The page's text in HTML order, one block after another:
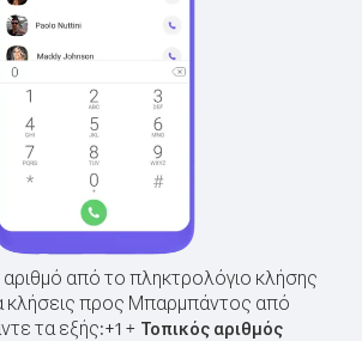
από το πληκτρολόγιο κλήσης
κλήσεις προς Μπαρμπάντος από
τα εξής:+1+ Τοπικός αριθμός